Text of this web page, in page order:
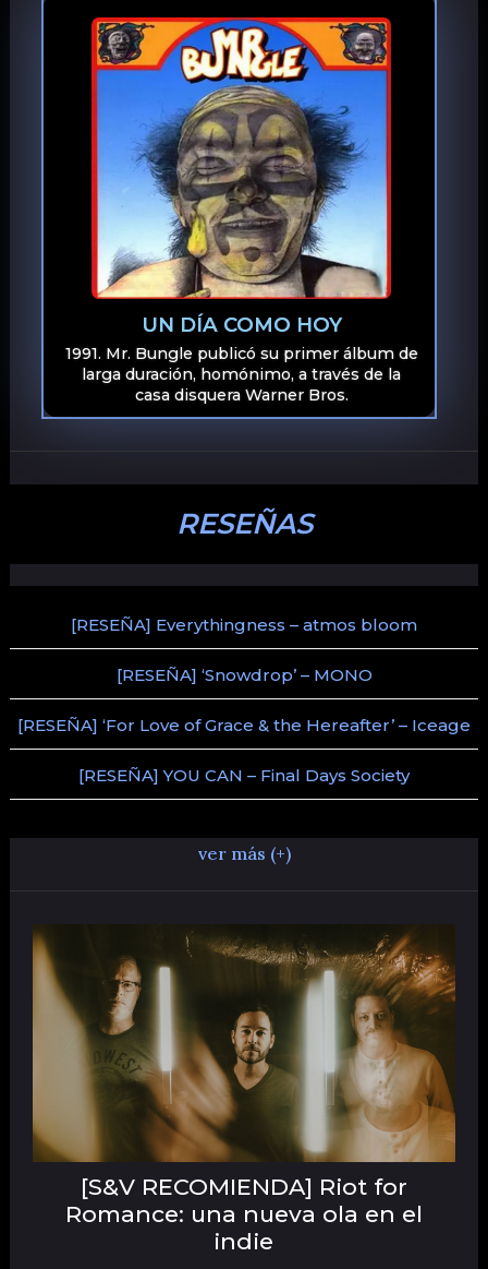
UN DÍA COMO HOY
1991. Mr. Bungle publicó su primer álbum de
larga duración, homónimo, a través de la
casa disquera Warner Bros.
RESEÑAS
[RESEÑA] Everythingness – atmos bloom
[RESEÑA] ‘Snowdrop’ – MONO
[RESEÑA] ‘For Love of Grace & the Hereafter’ – Iceage
[RESEÑA] YOU CAN – Final Days Society
ver más (+)
[S&V RECOMIENDA] Riot for
Romance: una nueva ola en el
indie